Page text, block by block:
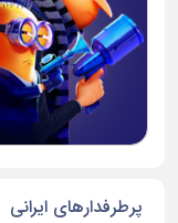
پرطرفدارهای ایرانی